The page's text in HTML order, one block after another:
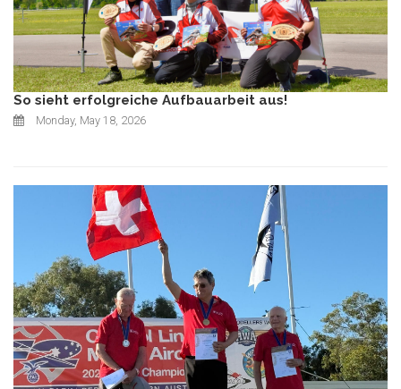
So sieht erfolgreiche Aufbauarbeit aus!
Monday, May 18, 2026